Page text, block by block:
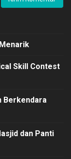
Skill Contest
Berkendara
dan Panti